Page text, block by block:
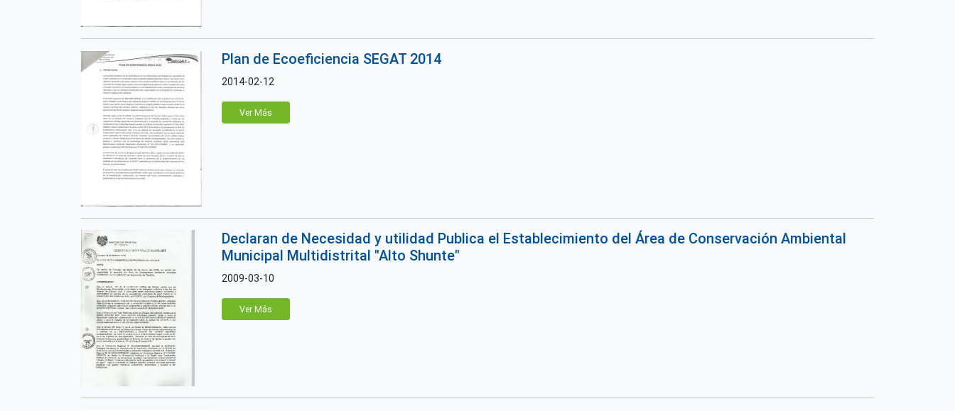
Plan de Ecoeficiencia SEGAT 2014
2014-02-12
Ver Más
Declaran de Necesidad y utilidad Publica el Establecimiento del Área de Conservación Ambiental
Municipal Multidistrital "Alto Shunte"
2009-03-10
Ver Más